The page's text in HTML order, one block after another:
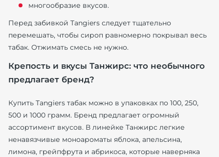
многообразие вкусов.
Перед забивкой Tangiers следует тщательно
перемешать, чтобы сироп равномерно покрывал весь
табак. Отжимать смесь не нужно.
Крепость и вкусы Танжирс: что необычного
предлагает бренд?
Купить Tangiers табак можно в упаковках по 100, 250,
500 и 1000 грамм. Бренд предлагает огромный
ассортимент вкусов. В линейке Танжирс легкие
ненавязчивые моноароматы яблока, апельсина,
лимона, грейпфрута и абрикоса, которые наверняка